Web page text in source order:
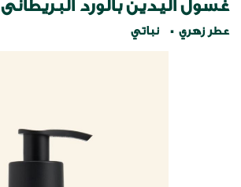
غسول اليدين بالورد البريطانى
عطر زهري نباتي